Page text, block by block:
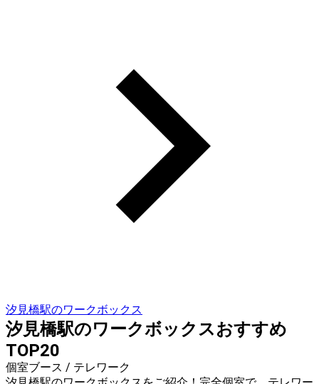
汐見橋駅のワークボックス
汐見橋駅のワークボックスおすすめ
TOP20
個室ブース / テレワーク